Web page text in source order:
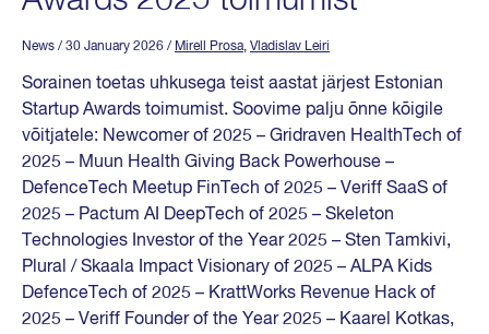
News / 30 January 2026 / Mirell Prosa, Vladislav Leiri
Sorainen toetas uhkusega teist aastat järjest Estonian
Startup Awards toimumist. Soovime palju õnne kõigile
võitjatele: Newcomer of 2025 – Gridraven HealthTech of
2025 – Muun Health Giving Back Powerhouse –
DefenceTech Meetup FinTech of 2025 – Veriff SaaS of
2025 – Pactum AI DeepTech of 2025 – Skeleton
Technologies Investor of the Year 2025 – Sten Tamkivi,
Plural / Skaala Impact Visionary of 2025 – ALPA Kids
DefenceTech of 2025 – KrattWorks Revenue Hack of
2025 – Veriff Founder of the Year 2025 – Kaarel Kotkas,